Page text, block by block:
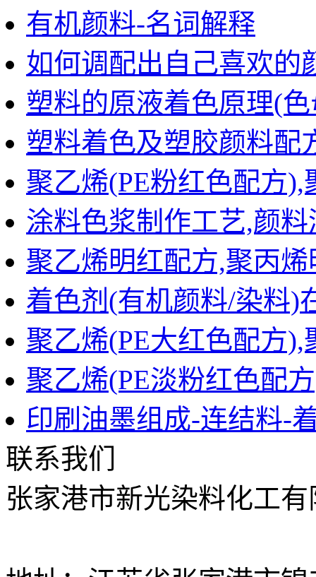
有机颜料-名词解释
如何调配出自己喜欢的
塑料的原液着色原理(
塑料着色及塑胶颜料配
聚乙烯(PE粉红色配方),
涂料色浆制作工艺,颜料
聚乙烯明红配方,聚丙烯
着色剂(有机颜料/染料)
聚乙烯(PE大红色配方),
聚乙烯(PE淡粉红色配
印刷油墨组成-连结料-
联系我们
张家港市新光染料化工